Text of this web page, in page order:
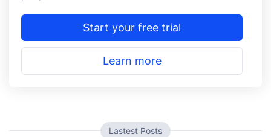
Start your free trial
Learn more
Lastest Posts